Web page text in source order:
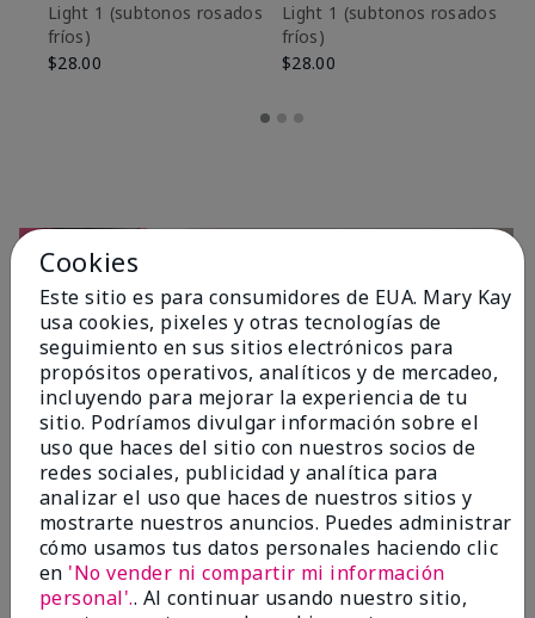
Light 1​ (subtonos rosados
fríos)
$28.00
Light 1​ (subtonos rosados
fríos)
$28.00
OPINIONES
4.7
10 Reseñas
Cookies
Este sitio es para consumidores de EUA. Mary Kay
usa cookies, pixeles y otras tecnologías de
seguimiento en sus sitios electrónicos para
propósitos operativos, analíticos y de mercadeo,
incluyendo para mejorar la experiencia de tu
sitio. Podríamos divulgar información sobre el
uso que haces del sitio con nuestros socios de
redes sociales, publicidad y analítica para
analizar el uso que haces de nuestros sitios y
mostrarte nuestros anuncios. Puedes administrar
cómo usamos tus datos personales haciendo clic
en 'No vender ni compartir mi información
personal'.. Al continuar usando nuestro sitio,